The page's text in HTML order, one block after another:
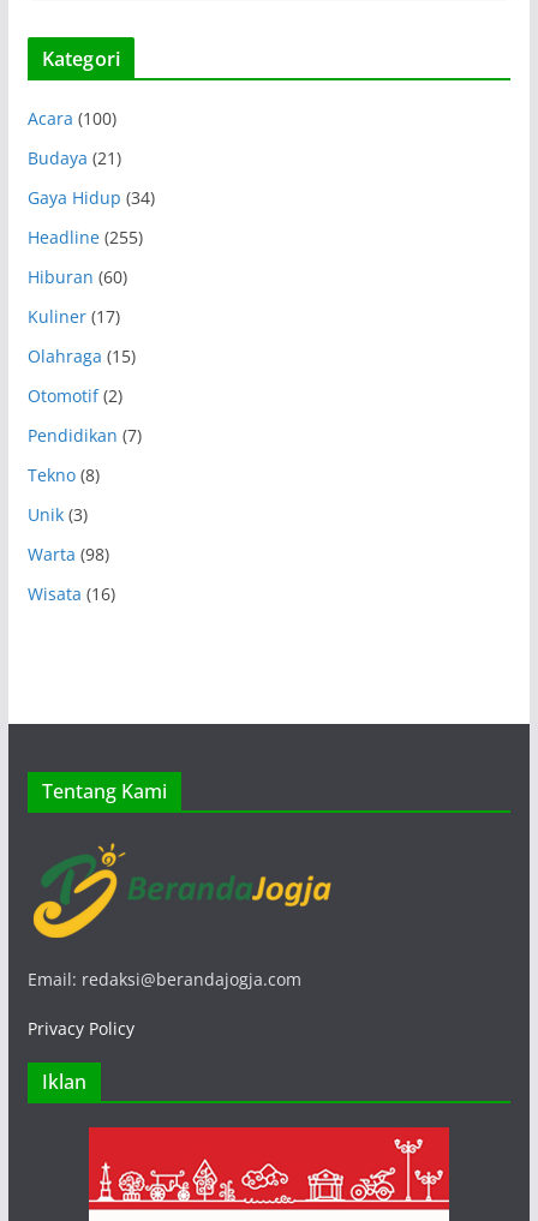
Kategori
Acara (100)
Budaya (21)
Gaya Hidup (34)
Headline(255)
Hiburan (60)
Kuliner(17)
Olahraga (15)
Otomotif(2)
Pendidikan (7)
Tekno(8)
Unik(3)
Warta (98)
Wisata (16)
Tentang Kami
Email: redaksi@berandajogja.com
Privacy Policy
Iklan